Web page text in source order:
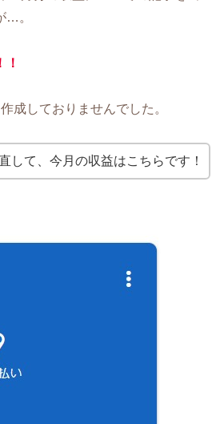
…。
成しておりませんでした。
して、今月の収益はこちらです！